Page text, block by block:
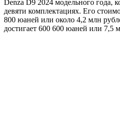
Denza D9 2024 модельного года,
девяти комплектациях. Его
800 юаней или около 4,2 млн
достигает 600 600 юаней или 7,5